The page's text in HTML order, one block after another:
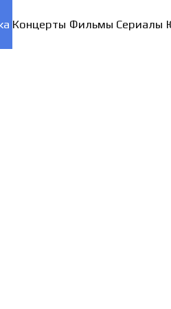
Концерты Фильмы Сериалы